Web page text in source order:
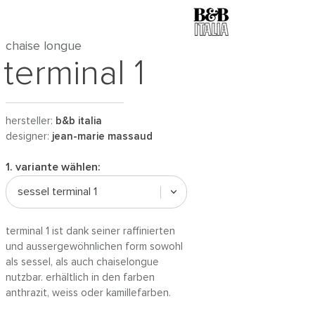
chaise longue
terminal 1
hersteller: b&b italia
designer: jean-marie massaud
1. variante wählen:
sessel terminal 1
terminal 1 ist dank seiner raffinierten
und aussergewöhnlichen form sowohl
als sessel, als auch chaiselongue
nutzbar. erhältlich in den farben
anthrazit, weiss oder kamillefarben.